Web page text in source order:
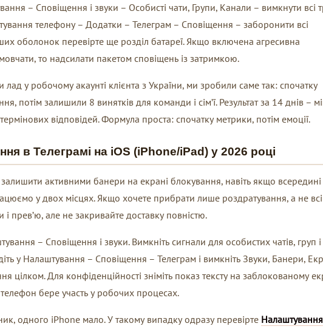
– Сповіщення і звуки – Особисті чати, Групи, Канали – вимкнути всі
телефону – Додатки – Телеграм – Сповіщення – заборонити всі
оболонок перевірте ще розділ батареї. Якщо включена агресивна
то надсилати пакетом сповіщень із затримкою.
лад у робочому акаунті клієнта з України, ми зробили саме так: спочатку
потім залишили 8 винятків для команди і сім’ї. Результат за 14 днів –
відповідей. Формула проста: спочатку метрики, потім емоції.
в Телеграмі на iOS (iPhone/iPad) у 2026 році
активними банери на екрані блокування, навіть якщо всередині
у двох місцях. Якщо хочете прибрати лише роздратування, а не всі
прев’ю, але не закривайте доставку повністю.
– Сповіщення і звуки. Вимкніть сигнали для особистих чатів, груп і
у Налаштування – Сповіщення – Телеграм і вимкніть Звуки, Банери,
цілком. Для конфіденційності зніміть показ тексту на заблокованому
бере участь у робочих процесах.
одного iPhone мало. У такому випадку одразу перевірте Налаштування